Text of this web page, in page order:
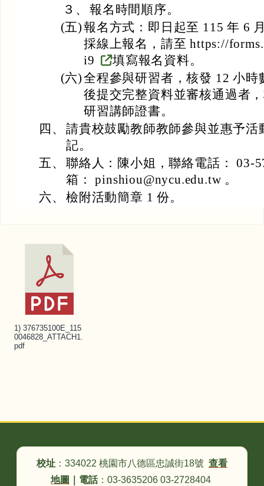
３、 報名時間順序。
(五)報名方式：即日起至 115 年 6
採線上報名，請至 https://
i9
填寫報名資料。
(六)全程參與研習者，核發 12 小
後提交完整資料並審核通過者
研習講師證書。
四、 請貴校鼓勵教師教師參與並惠予
記。
五、 聯絡人：陳小姐，聯絡電話： 03-
箱： pinshiou@nycu.edu.tw 。
六、 檢附活動簡章 1 份。
1) 376735100E_115
0046828_ATTACH1.
pdf
校址 ：334022 桃園市八德區忠誠街18號 查看
地圖
電話：03-3635206 03-2728404